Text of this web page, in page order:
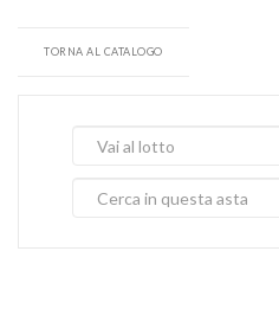
TORNA AL CATALOGO